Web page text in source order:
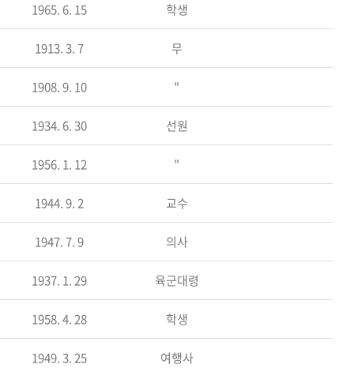
1965. 6. 15 학생
1913. 3. 7 무
1908. 9. 10 "
1934. 6. 30 선원
1956. 1. 12 "
1944. 9. 2 교수
1947. 7. 9 의사
1937. 1. 29 육군대령
1958. 4. 28 학생
1949. 3. 25 여행사